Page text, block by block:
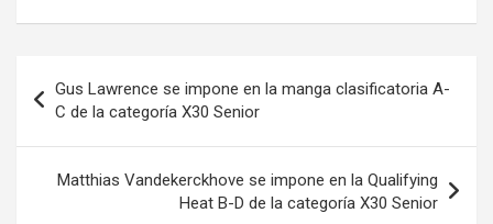
de
entradas
Gus Lawrence se impone en la manga clasificatoria A-
C de la categoría X30 Senior
Matthias Vandekerckhove se impone en la Qualifying
Heat B-D de la categoría X30 Senior